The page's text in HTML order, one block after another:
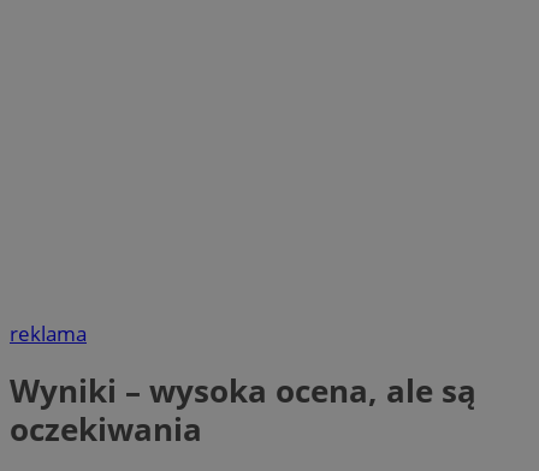
reklama
Wyniki – wysoka ocena, ale są
oczekiwania